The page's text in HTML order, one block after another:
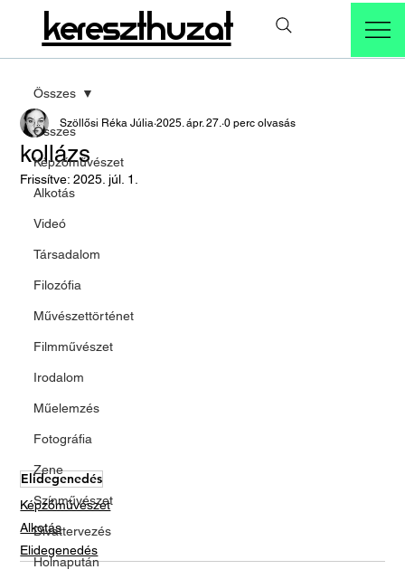
kereszthuzat
Összes
Képzőművészet
Alkotás
Videó
Társadalom
Filozófia
Művészettörténet
Filmművészet
Irodalom
Műelemzés
Fotográfia
Zene
Színművészet
Divattervezés
Holnapután
Összes
kollázs
Szöllősi Réka Júlia 2025. ápr. 27. 0 perc olvasás
Frissítve:2025. júl. 1.
Elidegenedés
Képzőművészet
Alkotás
Elidegenedés